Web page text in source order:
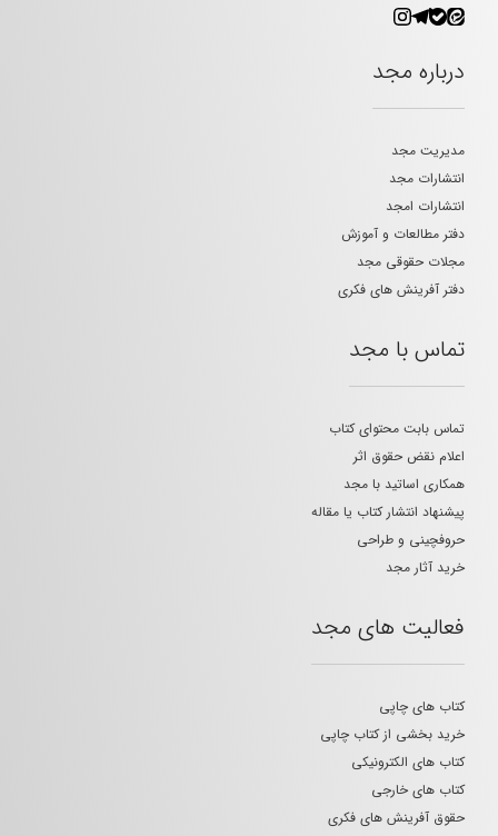
درباره مجد
مدیریت مجد
انتشارات مجد
انتشارات امجد
دفتر مطالعات و آموزش
مجلات حقوقی مجد
دفتر آفرینش های فکری
تماس با مجد
تماس بابت محتوای کتاب
اعلام نقض حقوق اثر
همکاری اساتید با مجد
پیشنهاد انتشار کتاب یا مقاله
حروفچینی و طراحی
خرید آثار مجد
فعالیت های مجد
کتاب های چاپی
خرید بخشی از کتاب چاپی
کتاب های الکترونیکی
کتاب های خارجی
حقوق آفرینش های فکری